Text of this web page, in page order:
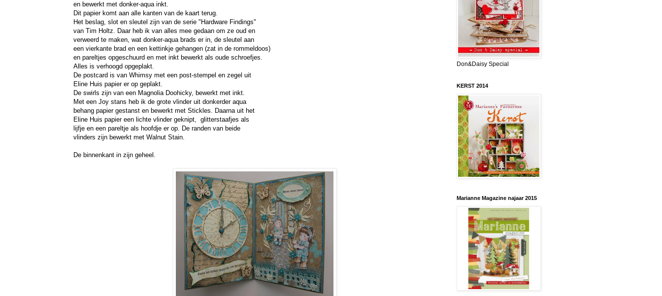
en bewerkt met donker-aqua inkt.
Dit papier komt aan alle kanten van de kaart terug.
Het beslag, slot en sleutel zijn van de serie "Hardware Findings"
van Tim Holtz. Daar heb ik van alles mee gedaan om ze oud en
verweerd te maken, wat donker-aqua brads er in, de sleutel aan
een vierkante brad en een kettinkje gehangen (zat in de rommeldoos)
en pareltjes opgeschuurd en met inkt bewerkt als oude schroefjes.
Alles is verhoogd opgeplakt.
De postcard is van Whimsy met een post-stempel en zegel uit
Eline Huis papier er op geplakt.
De swirls zijn van een Magnolia Doohicky, bewerkt met inkt.
Met een Joy stans heb ik de grote vlinder uit donkerder aqua
behang papier gestanst en bewerkt met Stickles. Daarna uit het
Eline Huis papier een lichte vlinder geknipt, glitterstaafjes als
lijfje en een pareltje als hoofdje er op. De randen van beide
vlinders zijn bewerkt met Walnut Stain.
De binnenkant in zijn geheel.
Don&Daisy Special
KERST 2014
Marianne Magazine najaar 2015